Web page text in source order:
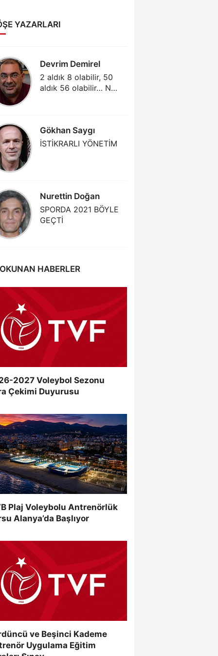
YAZARLARI
Devrim Demirel
2 aldık 8 olabilir, 50
aldık 56 olabilir… Ne
Gökhan Saygı
İSTİKRARLI YÖNETİM
Nurettin Doğan
SPORDA 2021 BÖYLE
GEÇTİ
HABERLER
2027 Voleybol Sezonu
Çekimi Duyurusu
Plaj Voleybolu Antrenörlük
Alanya’da Başlıyor
ve Beşinci Kademe
Uygulama Eğitim